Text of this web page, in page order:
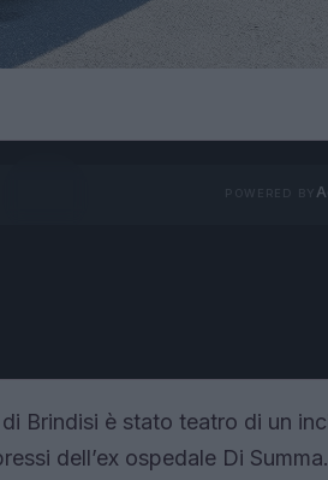
Brindisi è stato teatro di un
dell’ex ospedale Di